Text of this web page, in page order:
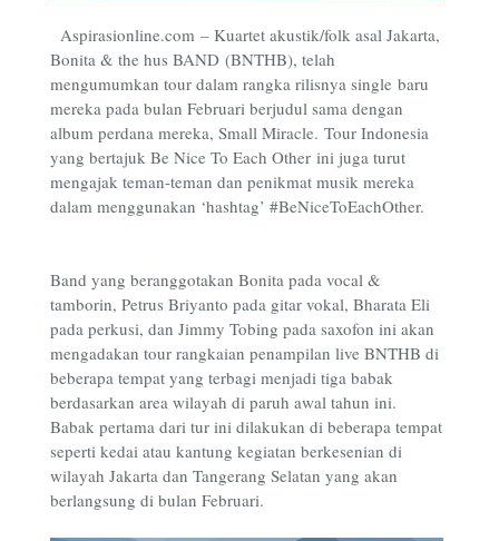
Aspirasionline.com – Kuartet akustik/folk asal Jakarta,
Bonita & the hus BAND (BNTHB), telah
mengumumkan tour dalam rangka rilisnya single baru
mereka pada bulan Februari berjudul sama dengan
album perdana mereka, Small Miracle. Tour Indonesia
yang bertajuk Be Nice To Each Other ini juga turut
mengajak teman-teman dan penikmat musik mereka
dalam menggunakan ‘hashtag’ #BeNiceToEachOther.
Band yang beranggotakan Bonita pada vocal &
tamborin, Petrus Briyanto pada gitar vokal, Bharata Eli
pada perkusi, dan Jimmy Tobing pada saxofon ini akan
mengadakan tour rangkaian penampilan live BNTHB di
beberapa tempat yang terbagi menjadi tiga babak
berdasarkan area wilayah di paruh awal tahun ini.
Babak pertama dari tur ini dilakukan di beberapa tempat
seperti kedai atau kantung kegiatan berkesenian di
wilayah Jakarta dan Tangerang Selatan yang akan
berlangsung di bulan Februari.